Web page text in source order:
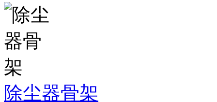
除尘器骨架